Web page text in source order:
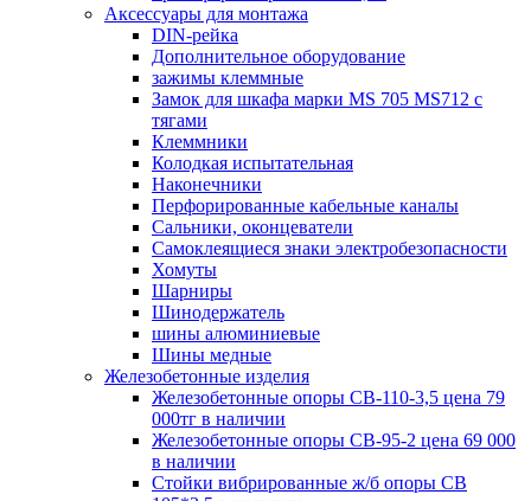
Аксессуары для монтажа
DIN-рейка
Дополнительное оборудование
зажимы клеммные
Замок для шкафа марки MS 705 MS712 с
тягами
Клеммники
Колодкая испытательная
Наконечники
Перфорированные кабельные каналы
Сальники, оконцеватели
Самоклеящиеся знаки электробезопасности
Хомуты
Шарниры
Шинодержатель
шины алюминиевые
Шины медные
Железобетонные изделия
Железобетонные опоры СВ-110-3,5 цена 79
000тг в наличии
Железобетонные опоры СВ-95-2 цена 69 000
в наличии
Стойки вибрированные ж/б опоры CВ